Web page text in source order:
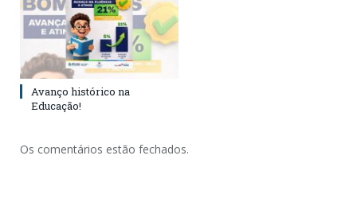
Avanço histórico na
Educação!
Os comentários estão fechados.